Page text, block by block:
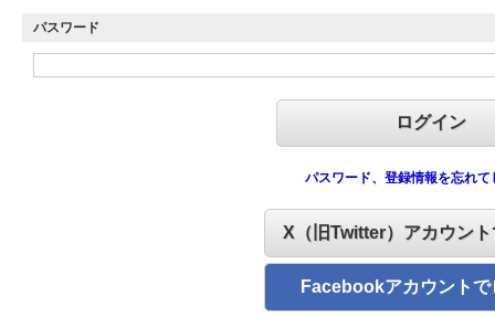
パスワード
パスワード、登録情報を忘れて
X（旧Twitter）アカウン
Facebookアカウントで